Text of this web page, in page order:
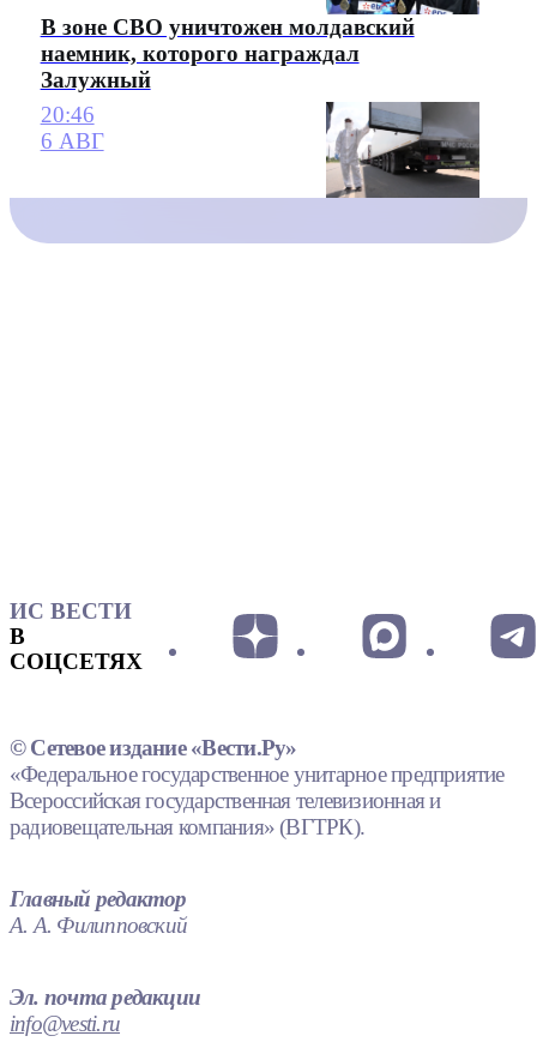
В зоне СВО уничтожен молдавский
наемник, которого награждал
Залужный
20:46
6 АВГ
ИС ВЕСТИ
В
СОЦСЕТЯХ
© Сетевое издание «Вести.Ру»
«Федеральное государственное унитарное предприятие
Всероссийская государственная телевизионная и
радиовещательная компания» (ВГТРК).
Главный редактор
А. А. Филипповский
Эл. почта редакции
info@vesti.ru